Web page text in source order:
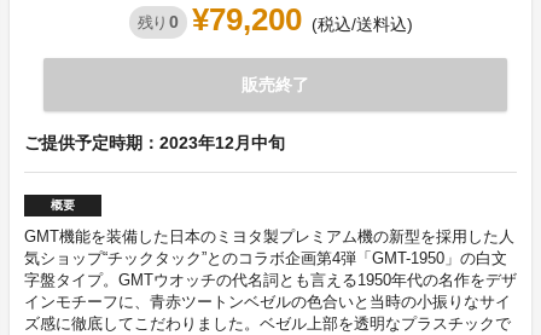
残り 0 ¥79,200 (税込/送料込)
販売終了
ご提供予定時期：2023年12月中旬
概要
GMT機能を装備した日本のミヨタ製プレミアム機の新型を採用した人
気ショップ“チックタック”とのコラボ企画第4弾「GMT-1950」の白文
字盤タイプ。GMTウオッチの代名詞とも言える1950年代の名作をデザ
インモチーフに、青赤ツートンベゼルの色合いと当時の小振りなサイ
ズ感に徹底してこだわりました。ベゼル上部を透明なプラスチックで